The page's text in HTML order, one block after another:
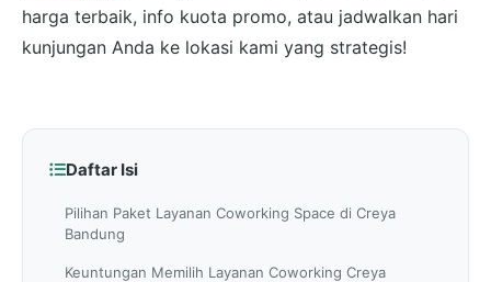
harga terbaik, info kuota promo, atau jadwalkan hari
kunjungan Anda ke lokasi kami yang strategis!
Daftar Isi
Pilihan Paket Layanan Coworking Space di Creya
Bandung
Keuntungan Memilih Layanan Coworking Creya